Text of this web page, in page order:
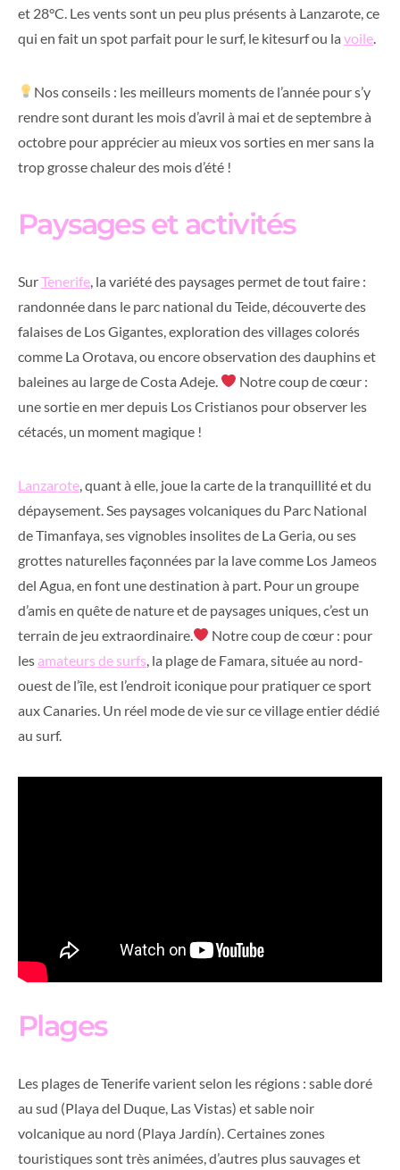
et 28°C. Les vents sont un peu plus présents à Lanzarote, ce
qui en fait un spot parfait pour le surf, le kitesurf ou la voile
Nos conseils : les meilleurs moments de l’année pour s’y
rendre sont durant les mois d’avril à mai et de septembre à
octobre pour apprécier au mieux vos sorties en mer sans la
trop grosse chaleur des mois d’été !
Paysages et activités
SurTenerife , la variété des paysages permet de tout faire :
randonnée dans le parc national du Teide, découverte des
falaises de Los Gigantes, exploration des villages colorés
comme La Orotava, ou encore observation des dauphins et
baleines au large de Costa Adeje.
Notre coup de cœur :
une sortie en mer depuis Los Cristianos pour observer les
cétacés, un moment magique !
Lanzarote , quant à elle, joue la carte de la tranquillité et du
dépaysement. Ses paysages volcaniques du Parc National
de Timanfaya, ses vignobles insolites de La Geria, ou ses
grottes naturelles façonnées par la lave comme Los Jameos
del Agua, en font une destination à part. Pour un groupe
d’amis en quête de nature et de paysages uniques, c’est un
terrain de jeu extraordinaire.
Notre coup de cœur : pour
les amateurs de surfs , la plage de Famara, située au nord-
ouest de l’île, est l’endroit iconique pour pratiquer ce sport
aux Canaries. Un réel mode de vie sur ce village entier dédié
au surf.
Plages
Les plages de Tenerife varient selon les régions : sable doré
au sud (Playa del Duque, Las Vistas) et sable noir
volcanique au nord (Playa Jardín). Certaines zones
touristiques sont très animées, d’autres plus sauvages et